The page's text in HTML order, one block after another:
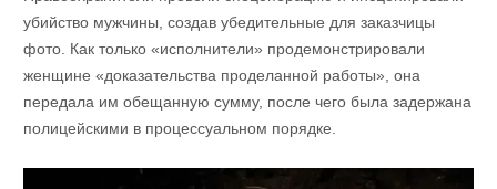
убийство мужчины, создав убедительные для заказчицы
фото. Как только «исполнители» продемонстрировали
женщине «доказательства проделанной работы», она
передала им обещанную сумму, после чего была задержана
полицейскими в процессуальном порядке.